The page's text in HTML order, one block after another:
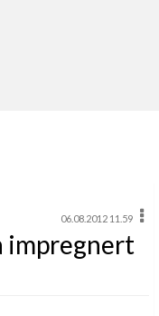
06.08.2012 11.59
impregnert